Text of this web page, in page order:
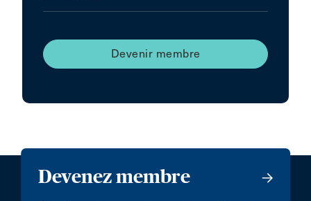
Devenir membre
Devenez membre